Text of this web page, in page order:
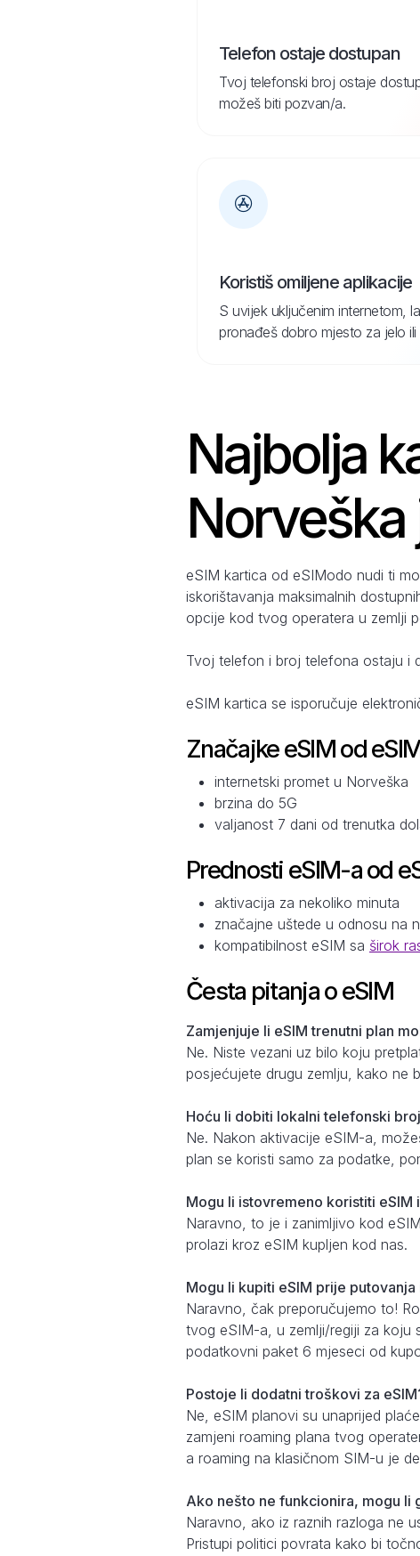
Telefon ostaje dostupan
Tvoj telefonski broj ostaje
možeš biti pozvan/a.
Koristiš omiljene aplikacije
S uvijek uključenim internetom,
pronađeš dobro mjesto za jelo ili
Najbolja
Norveška
eSIM kartica od eSIModo nudi ti
iskorištavanja maksimalnih
opcije kod tvog operatera u zemlji
Tvoj telefon i broj telefona ostaju i
eSIM kartica se isporučuje
Značajke eSIM od
internetski promet u Norveška
brzina do 5G
valjanost 7 dani od trenutka
Prednosti eSIM-a od
aktivacija za nekoliko minuta
značajne uštede u odnosu na
kompatibilnost eSIM sa širok
Česta pitanja o eSIM
Zamjenjuje li eSIM trenutni plan
Ne. Niste vezani uz bilo koju
posjećujete drugu zemlju, kako ne
Hoću li dobiti lokalni telefonski
Ne. Nakon aktivacije eSIM-a,
plan se koristi samo za podatke,
Mogu li istovremeno koristiti eSIM
Naravno, to je i zanimljivo kod
prolazi kroz eSIM kupljen kod nas.
Mogu li kupiti eSIM prije
Naravno, čak preporučujemo to!
tvog eSIM-a, u zemlji/regiji za koju
podatkovni paket 6 mjeseci od
Postoje li dodatni troškovi za
Ne, eSIM planovi su unaprijed
zamjeni roaming plana tvog
a roaming na klasičnom SIM-u je
Ako nešto ne funkcionira, mogu li
Naravno, ako iz raznih razloga ne
Pristupi politici povrata kako bi